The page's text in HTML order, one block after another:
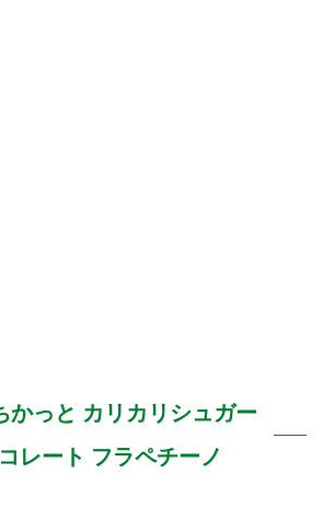
かっと カリカリシュガー
レート フラペチーノ